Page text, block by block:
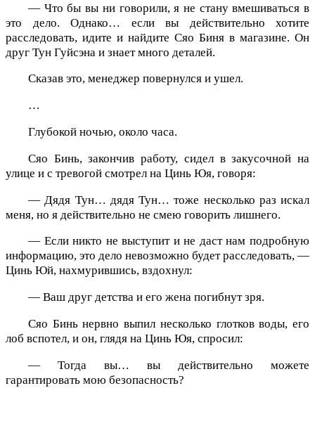
— Что бы вы ни говорили, я не стану вмешиваться в
это дело. Однако… если вы действительно хотите
расследовать, идите и найдите Сяо Биня в магазине. Он
друг Тун Гуйсэна и знает много деталей.
Сказав это, менеджер повернулся и ушел.
…
Глубокой ночью, около часа.
Сяо Бинь, закончив работу, сидел в закусочной на
улице и с тревогой смотрел на Цинь Юя, говоря:
— Дядя Тун… дядя Тун… тоже несколько раз искал
меня, но я действительно не смею говорить лишнего.
— Если никто не выступит и не даст нам подробную
информацию, это дело невозможно будет расследовать, —
Цинь Юй, нахмурившись, вздохнул:
— Ваш друг детства и его жена погибнут зря.
Сяо Бинь нервно выпил несколько глотков воды, его
лоб вспотел, и он, глядя на Цинь Юя, спросил:
— Тогда вы… вы действительно можете
гарантировать мою безопасность?